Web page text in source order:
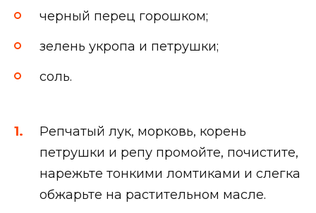
черный перец горошком;
зелень укропа и петрушки;
соль.
Репчатый лук, морковь, корень
петрушки и репу промойте, почистите,
нарежьте тонкими ломтиками и слегка
обжарьте на растительном масле.